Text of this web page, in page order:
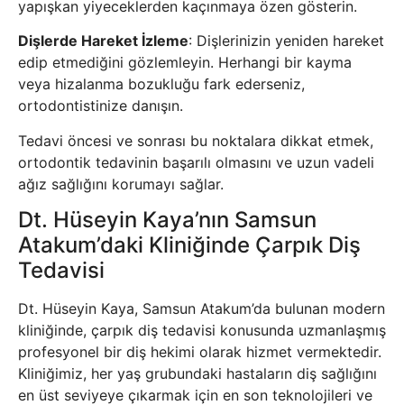
yapışkan yiyeceklerden kaçınmaya özen gösterin.
Dişlerde Hareket İzleme: Dişlerinizin yeniden hareket
edip etmediğini gözlemleyin. Herhangi bir kayma
veya hizalanma bozukluğu fark ederseniz,
ortodontistinize danışın.
Tedavi öncesi ve sonrası bu noktalara dikkat etmek,
ortodontik tedavinin başarılı olmasını ve uzun vadeli
ağız sağlığını korumayı sağlar.
Dt. Hüseyin Kaya’nın Samsun
Atakum’daki Kliniğinde Çarpık Diş
Tedavisi
Dt. Hüseyin Kaya, Samsun Atakum’da bulunan modern
kliniğinde, çarpık diş tedavisi konusunda uzmanlaşmış
profesyonel bir diş hekimi olarak hizmet vermektedir.
Kliniğimiz, her yaş grubundaki hastaların diş sağlığını
en üst seviyeye çıkarmak için en son teknolojileri ve